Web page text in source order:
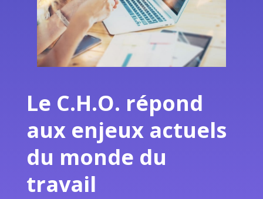
Le C.H.O. répond
aux enjeux actuels
du monde du
travail